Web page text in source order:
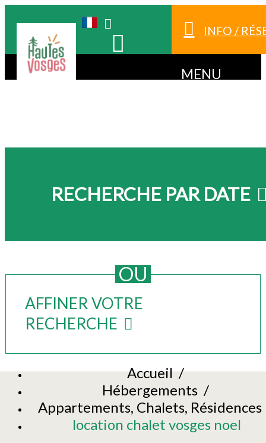
INFO /
MENU
RECHERCHE PAR DATE
OU
AFFINER VOTRE
RECHERCHE
Accueil/
Hébergements /
Appartements, Chalets, Résidences
location chalet vosges noel